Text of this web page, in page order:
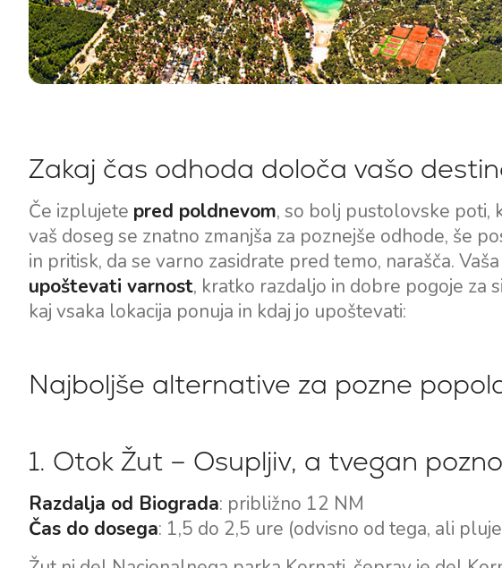
Zakaj čas odhoda določa vašo
Če izplujete pred poldnevom, so bolj pustolovske poti,
vaš doseg se znatno zmanjša za poznejše odhode, še
in pritisk, da se varno zasidrate pred temo, narašča.
upoštevati varnost, kratko razdaljo in dobre pogoje za
kaj vsaka lokacija ponuja in kdaj jo upoštevati:
Najboljše alternative za pozne
1. Otok Žut – Osupljiv, a tvegan
Razdalja od Biograda: približno 12 NM
Čas do dosega: 1,5 do 2,5 ure (odvisno od tega, ali
Novice / Blog
O nas
Partnerji
Jadrnice
Motorni čolni
Katamarani
Najem
posadke
Najem
Flotila najem
Naložba v
Valovie -
Pomočnik za
Katamarani